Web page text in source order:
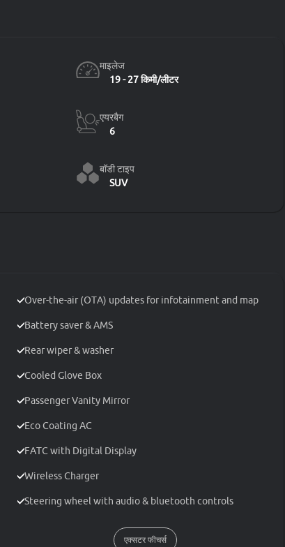
माइलेज
19 - 27 किमी/लीटर
एयरबैग
6
बॉडी टाइप
SUV
Over-the-air (OTA) updates for infotainment and map
Battery saver & AMS
Rear wiper & washer
Cooled Glove Box
Passenger Vanity Mirror
Eco Coating AC
FATC with Digital Display
Wireless Charger
Steering wheel with audio & bluetooth controls
एक्सटर फीचर्स